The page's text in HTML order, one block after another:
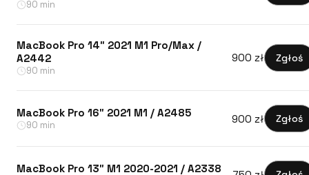
90 min
MacBook Pro 14″ 2021 M1 Pro/Max /
A2442
90 min
900 zł Zgłoś
MacBook Pro 16″ 2021 M1 / A2485
90 min 900 zł Zgłoś
MacBook Pro 13″ M1 2020-2021 / A2338